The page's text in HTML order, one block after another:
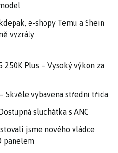
e-shopy Temu a Shein
vyzrály
250K Plus – Vysoký výkon za
Skvěle vybavená střední třída
sluchátka s ANC
jsme nového vládce
panelem